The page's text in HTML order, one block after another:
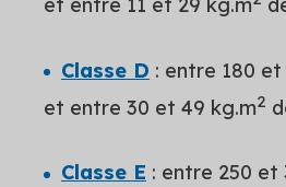
et entre 11 et 29 kg.m
Classe D : entre 180
et entre 30 et 49 kg.m2
Classe E : entre 250 et